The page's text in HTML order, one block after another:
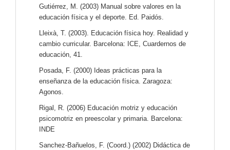
Gutiérrez, M. (2003) Manual sobre valores en la
educación física y el deporte. Ed. Paidós.
Lleixà, T. (2003). Educación física hoy. Realidad y
cambio curricular. Barcelona: ICE, Cuardernos de
educación, 41.
Posada, F. (2000) Ideas prácticas para la
enseñanza de la educación física. Zaragoza:
Agonos.
Rigal, R. (2006) Educación motriz y educación
psicomotriz en preescolar y primaria. Barcelona:
INDE
Sanchez-Bañuelos, F. (Coord.) (2002) Didáctica de